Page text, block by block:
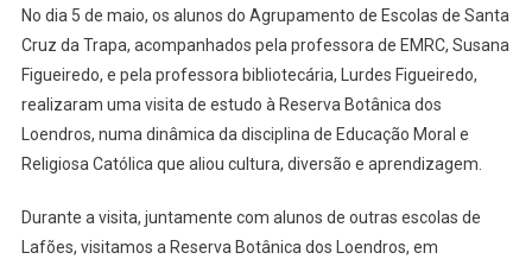
No dia 5 de maio, os alunos do Agrupamento de Escolas de Santa
Cruz da Trapa, acompanhados pela professora de EMRC, Susana
Figueiredo, e pela professora bibliotecária, Lurdes Figueiredo,
realizaram uma visita de estudo à Reserva Botânica dos
Loendros, numa dinâmica da disciplina de Educação Moral e
Religiosa Católica que aliou cultura, diversão e aprendizagem.
Durante a visita, juntamente com alunos de outras escolas de
Lafões, visitamos a Reserva Botânica dos Loendros, em